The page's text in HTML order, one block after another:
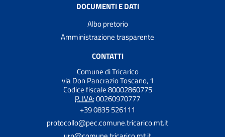
DOCUMENTI E DATI
Albo pretorio
Amministrazione trasparente
CONTATTI
Comune di Tricarico
via Don Pancrazio Toscano, 1
Codice fiscale 80002860775
P. IVA:00260970777
+39 0835 526111
protocollo@pec.comune.tricarico.mt.it